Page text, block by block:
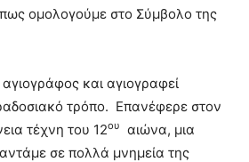
ομολογούμε στο Σύμβολο της
και αγιογραφεί
τρόπο. Επανέφερε στον
τέχνη του 12ου
αιώνα, μια
σε πολλά μνημεία της